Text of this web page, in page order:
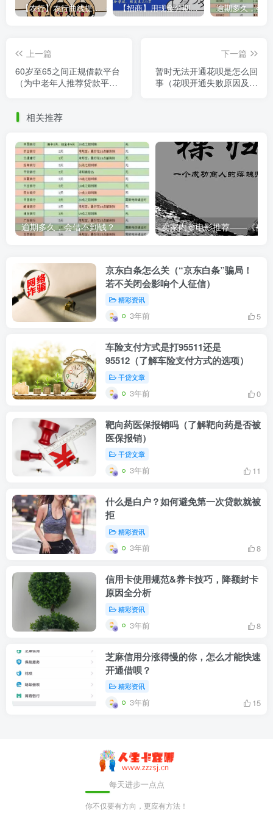
【农行】农行曲线提额，彻底告别“500党” 【招商】用现金分期提额，额度直上6万
上一篇
60岁至65之间正规借款平台
（为中老年人推荐贷款平
下一篇
暂时无法开通花呗是怎么回
事（花呗开通失败原因及解
相关推荐
逾期多久，会借不到钱？
京东白条怎么关（“京东白条”骗局！
若不关闭会影响个人征信）
精彩资讯
3年前 5
车险支付方式是打95511还是
95512（了解车险支付方式的选项）
干贷文章
3年前 0
靶向药医保报销吗（了解靶向药是否被
医保报销）
干贷文章
3年前 11
什么是白户？如何避免第一次贷款就被
拒
精彩资讯
3年前 8
信用卡使用规范&养卡技巧，降额封卡
原因全分析
精彩资讯
3年前 8
芝麻信用分涨得慢的你，怎么才能快速
开通借呗？
精彩资讯
3年前 15
每天进步一点点
你不仅要有方向，更应有方法！